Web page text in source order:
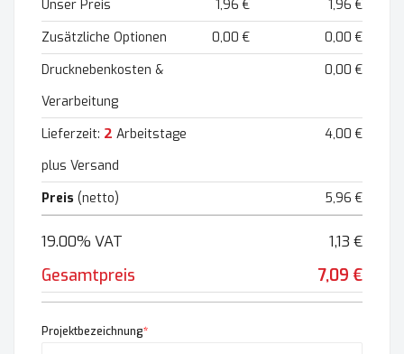
Unser Preis 1,96 €
1,96 €
Zusätzliche Optionen
0,00 €
0,00 €
Drucknebenkosten &
Verarbeitung
0,00 €
Lieferzeit: 2 Arbeitstage
plus Versand
4,00 €
Preis (netto) 5,96 €
19.00% VAT 1,13 €
Gesamtpreis 7,09 €
Projektbezeichnung*